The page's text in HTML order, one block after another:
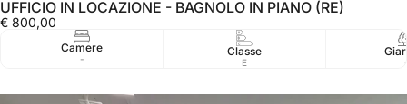
UFFICIO IN LOCAZIONE - BAGNOLO IN PIANO (RE)
€ 800,00
Camere
-
Classe
E